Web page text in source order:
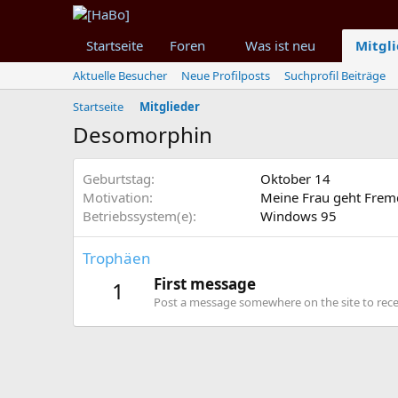
Startseite Foren Was ist neu
Aktuelle Besucher Neue Profilposts
Suchprofil Beiträge
Startseite
Mitglieder
Desomorphin
Geburtstag
Oktober 14
Motivation
Meine Frau geht
Betriebssystem(e)
Windows 95
Trophäen
1 First message
Post a message somewhere on the site to